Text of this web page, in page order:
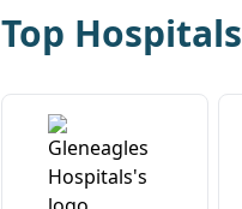
Top Hospitals